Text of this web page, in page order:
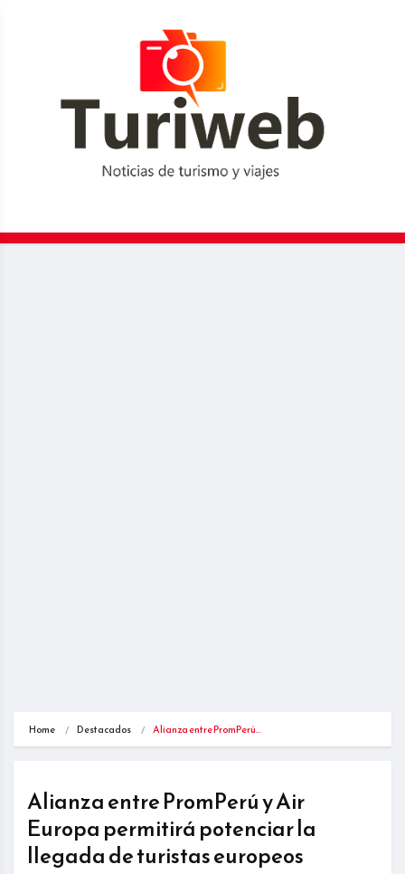
Home Destacados Alianza entre PromPerú…
Alianza entre PromPerú y Air
Europa permitirá potenciar la
llegada de turistas europeos